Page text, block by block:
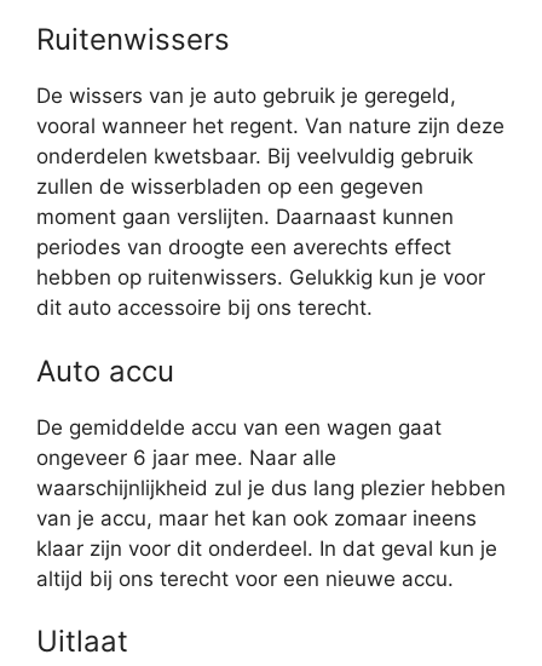
Ruitenwissers
De wissers van je auto gebruik je geregeld,
vooral wanneer het regent. Van nature zijn deze
onderdelen kwetsbaar. Bij veelvuldig gebruik
zullen de wisserbladen op een gegeven
moment gaan verslijten. Daarnaast kunnen
periodes van droogte een averechts effect
hebben op ruitenwissers. Gelukkig kun je voor
dit auto accessoire bij ons terecht.
Auto accu
De gemiddelde accu van een wagen gaat
ongeveer 6 jaar mee. Naar alle
waarschijnlijkheid zul je dus lang plezier hebben
van je accu, maar het kan ook zomaar ineens
klaar zijn voor dit onderdeel. In dat geval kun je
altijd bij ons terecht voor een nieuwe accu.
Uitlaat